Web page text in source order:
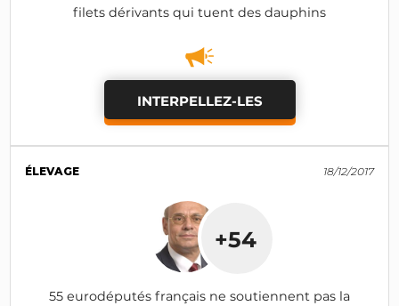
filets dérivants qui tuent des dauphins
INTERPELLEZ-LES
ÉLEVAGE 18/12/2017
+54
55 eurodéputés français ne soutiennent pas la